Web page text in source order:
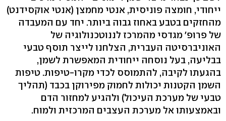
ייחודי, חומצה פוניסית, אנטי מחמצן (אנטי אוקסידנט)
מהחזקים בטבע באחוז גבוה ביותר. יחד עם המעבדה
של פרופ' מגדסי מהמרכז לננוטכנולוגיה של
האוניברסיטה העברית, הצלחנו לייצר תוסף טבעי
בבליעה, בעל נוסחה ייחודית המאפשרת לשמן,
בהגעתו לקיבה, להתמוסס לכדי מקרו-טיפות. טיפות
השמן הקטנות יכולות לחמוק מפירוקן בכבד (תהליך
טבעי של מערכת העיכול) ולהגיע למחזור הדם
ובאמצעותו אל מערכת העצבים המרכזית ולמוח.